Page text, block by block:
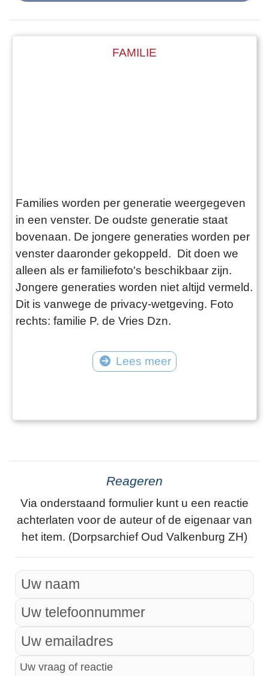
FAMILIE
Families worden per generatie weergegeven
in een venster. De oudste generatie staat
bovenaan. De jongere generaties worden per
venster daaronder gekoppeld. Dit doen we
alleen als er familiefoto's beschikbaar zijn.
Jongere generaties worden niet altijd vermeld.
Dit is vanwege de privacy-wetgeving. Foto
rechts: familie P. de Vries Dzn.
Lees meer
Reageren
Via onderstaand formulier kunt u een reactie
achterlaten voor de auteur of de eigenaar van
het item. (Dorpsarchief Oud Valkenburg ZH)